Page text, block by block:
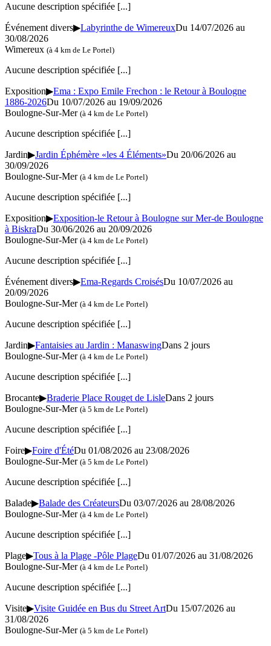
Aucune description spécifiée [...]
Événement divers▶Labyrinthe de WimereuxDu 14/07/2026 au
30/08/2026
Wimereux (à 4 km de Le Portel)
Aucune description spécifiée [...]
Exposition▶Ema : Expo Emile Frechon : le Retour à Boulogne
1886-2026Du 10/07/2026 au 19/09/2026
Boulogne-Sur-Mer (à 4 km de Le Portel)
Aucune description spécifiée [...]
Jardin▶Jardin Éphémère «les 4 Éléments»Du 20/06/2026 au
30/09/2026
Boulogne-Sur-Mer (à 4 km de Le Portel)
Aucune description spécifiée [...]
Exposition▶Exposition-le Retour à Boulogne sur Mer-de Boulogne
à BiskraDu 30/06/2026 au 20/09/2026
Boulogne-Sur-Mer (à 4 km de Le Portel)
Aucune description spécifiée [...]
Événement divers▶Ema-Regards CroisésDu 10/07/2026 au
20/09/2026
Boulogne-Sur-Mer (à 4 km de Le Portel)
Aucune description spécifiée [...]
Jardin▶Fantaisies au Jardin : ManaswingDans 2 jours
Boulogne-Sur-Mer (à 4 km de Le Portel)
Aucune description spécifiée [...]
Brocante▶Braderie Place Rouget de LisleDans 2 jours
Boulogne-Sur-Mer (à 5 km de Le Portel)
Aucune description spécifiée [...]
Foire▶Foire d'ÉtéDu 01/08/2026 au 23/08/2026
Boulogne-Sur-Mer (à 5 km de Le Portel)
Aucune description spécifiée [...]
Balade▶Balade des CréateursDu 03/07/2026 au 28/08/2026
Boulogne-Sur-Mer (à 4 km de Le Portel)
Aucune description spécifiée [...]
Plage▶Tous à la Plage -Pôle PlageDu 01/07/2026 au 31/08/2026
Boulogne-Sur-Mer (à 4 km de Le Portel)
Aucune description spécifiée [...]
Visite▶Visite Guidée en Bus du Street ArtDu 15/07/2026 au
31/08/2026
Boulogne-Sur-Mer (à 5 km de Le Portel)